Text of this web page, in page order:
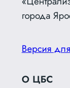
города
Версия
О ЦБС